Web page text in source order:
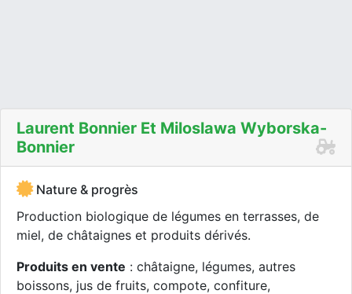
Laurent Bonnier Et Miloslawa Wyborska-
Bonnier
Nature & progrès
Production biologique de légumes en terrasses, de
miel, de châtaignes et produits dérivés.
Produits en vente : châtaigne, légumes, autres
boissons, jus de fruits, compote, confiture,